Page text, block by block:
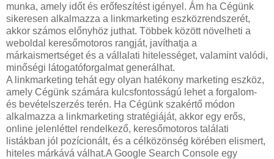
munka, amely időt és erőfeszítést igényel. Ám ha Cégünk
sikeresen alkalmazza a linkmarketing eszközrendszerét,
akkor számos előnyhöz juthat. Többek között növelheti a
weboldal keresőmotoros rangját, javíthatja a
márkaismertséget és a vállalati hitelességet, valamint valódi,
minőségi látogatóforgalmat generálhat.
A linkmarketing tehát egy olyan hatékony marketing eszköz,
amely Cégünk számára kulcsfontosságú lehet a forgalom-
és bevételszerzés terén. Ha Cégünk szakértő módon
alkalmazza a linkmarketing stratégiáját, akkor egy erős,
online jelenléttel rendelkező, keresőmotoros találati
listákban jól pozícionált, és a célközönség körében elismert,
hiteles márkává válhat.A Google Search Console egy